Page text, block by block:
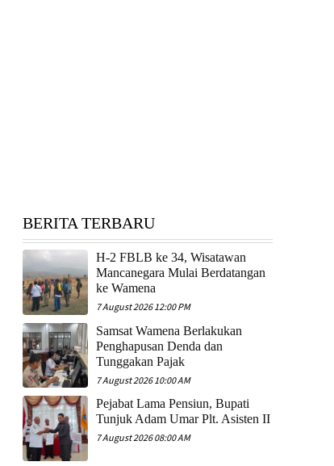
BERITA TERBARU
H-2 FBLB ke 34, Wisatawan
Mancanegara Mulai Berdatangan
ke Wamena
7 August 2026 12:00 PM
Samsat Wamena Berlakukan
Penghapusan Denda dan
Tunggakan Pajak
7 August 2026 10:00 AM
Pejabat Lama Pensiun, Bupati
Tunjuk Adam Umar Plt. Asisten II
7 August 2026 08:00 AM